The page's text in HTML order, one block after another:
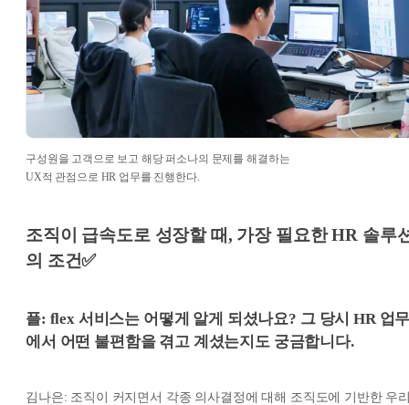
구성원을 고객으로 보고 해당 퍼소나의 문제를 해결하는
UX적 관점으로 HR 업무를 진행한다.
조직이 급속도로 성장할 때, 가장 필요한 HR 솔루
의 조건✅
플: flex 서비스는 어떻게 알게 되셨나요? 그 당시 HR 업
에서 어떤 불편함을 겪고 계셨는지도 궁금합니다.
김나은: 조직이 커지면서 각종 의사결정에 대해 조직도에 기반한 우